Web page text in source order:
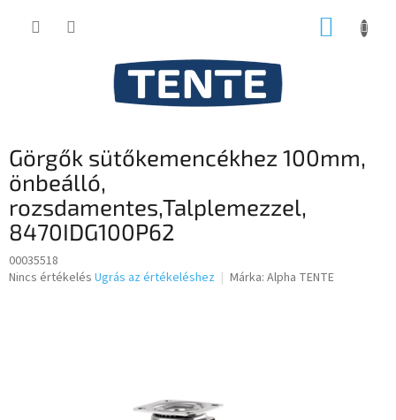
KOSÁR
Görgők sütőkemencékhez 100mm,
önbeálló,
rozsdamentes,Talplemezzel,
8470IDG100P62
00035518
A
Nincs értékelés Ugrás az értékeléshez Márka: Alpha TENTE